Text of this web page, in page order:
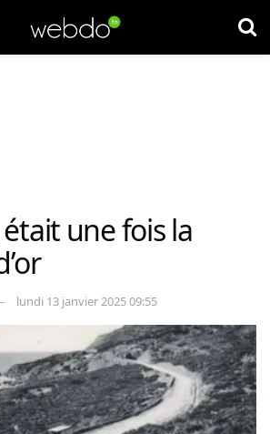
une fois la
lundi 13 janvier 2025 09:55